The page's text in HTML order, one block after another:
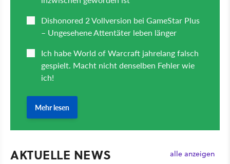
AKTUELLE NEWS alle anzeigen